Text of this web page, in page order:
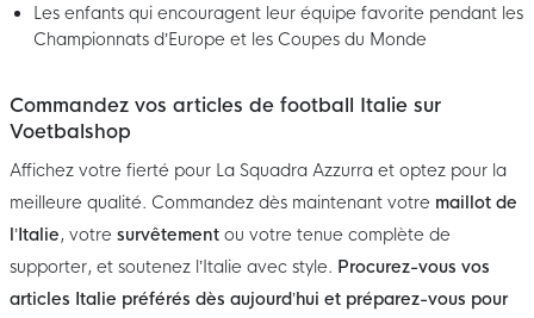
Les enfants qui encouragent leur équipe favorite pendant les
Championnats d’Europe et les Coupes du Monde
Commandez vos articles de football Italie sur
Voetbalshop
Affichez votre fierté pour La Squadra Azzurra et optez pour la
meilleure qualité. Commandez dès maintenant votre maillot de
l’Italie, votre survêtement ou votre tenue complète de
supporter, et soutenez l’Italie avec style. Procurez-vous vos
articles Italie préférés dès aujourd’hui et préparez-vous pour